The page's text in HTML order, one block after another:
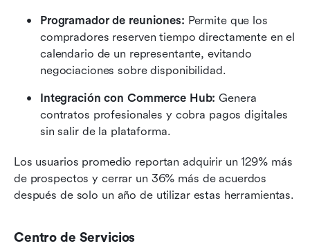
Programador de reuniones: Permite que los
compradores reserven tiempo directamente en el
calendario de un representante, evitando
negociaciones sobre disponibilidad.
Integración con Commerce Hub: Genera
contratos profesionales y cobra pagos digitales
sin salir de la plataforma.
Los usuarios promedio reportan adquirir un 129% más
de prospectos y cerrar un 36% más de acuerdos
después de solo un año de utilizar estas herramientas.
Centro de Servicios